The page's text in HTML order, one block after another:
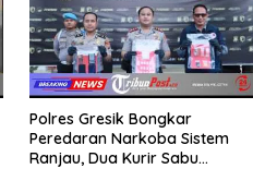
Polres Gresik Bongkar
Peredaran Narkoba Sistem
Ranjau, Dua Kurir Sabu